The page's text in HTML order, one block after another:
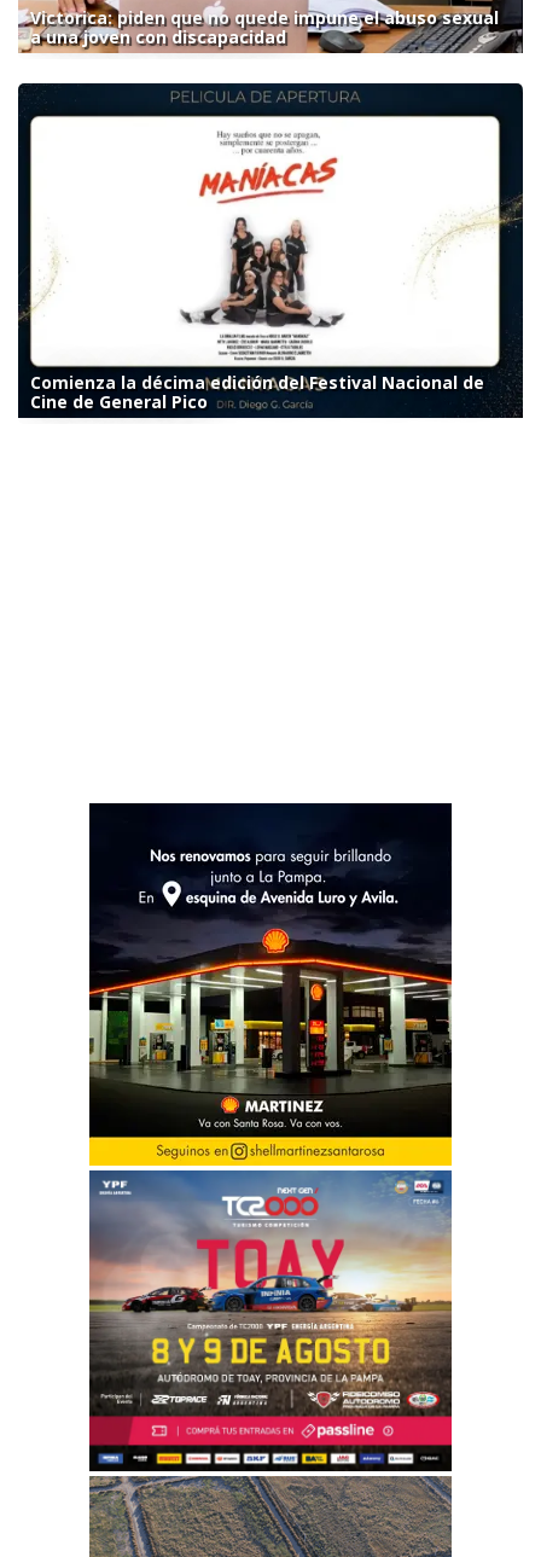
Victorica: piden que no quede impune el abuso sexual
a una joven con discapacidad
Comienza la décima edición del Festival Nacional de
Cine de General Pico